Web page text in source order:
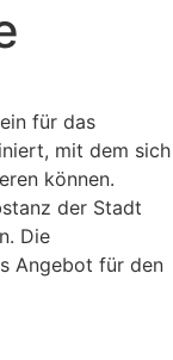
für das
mit dem sich
können.
der Stadt
Die
Angebot für den